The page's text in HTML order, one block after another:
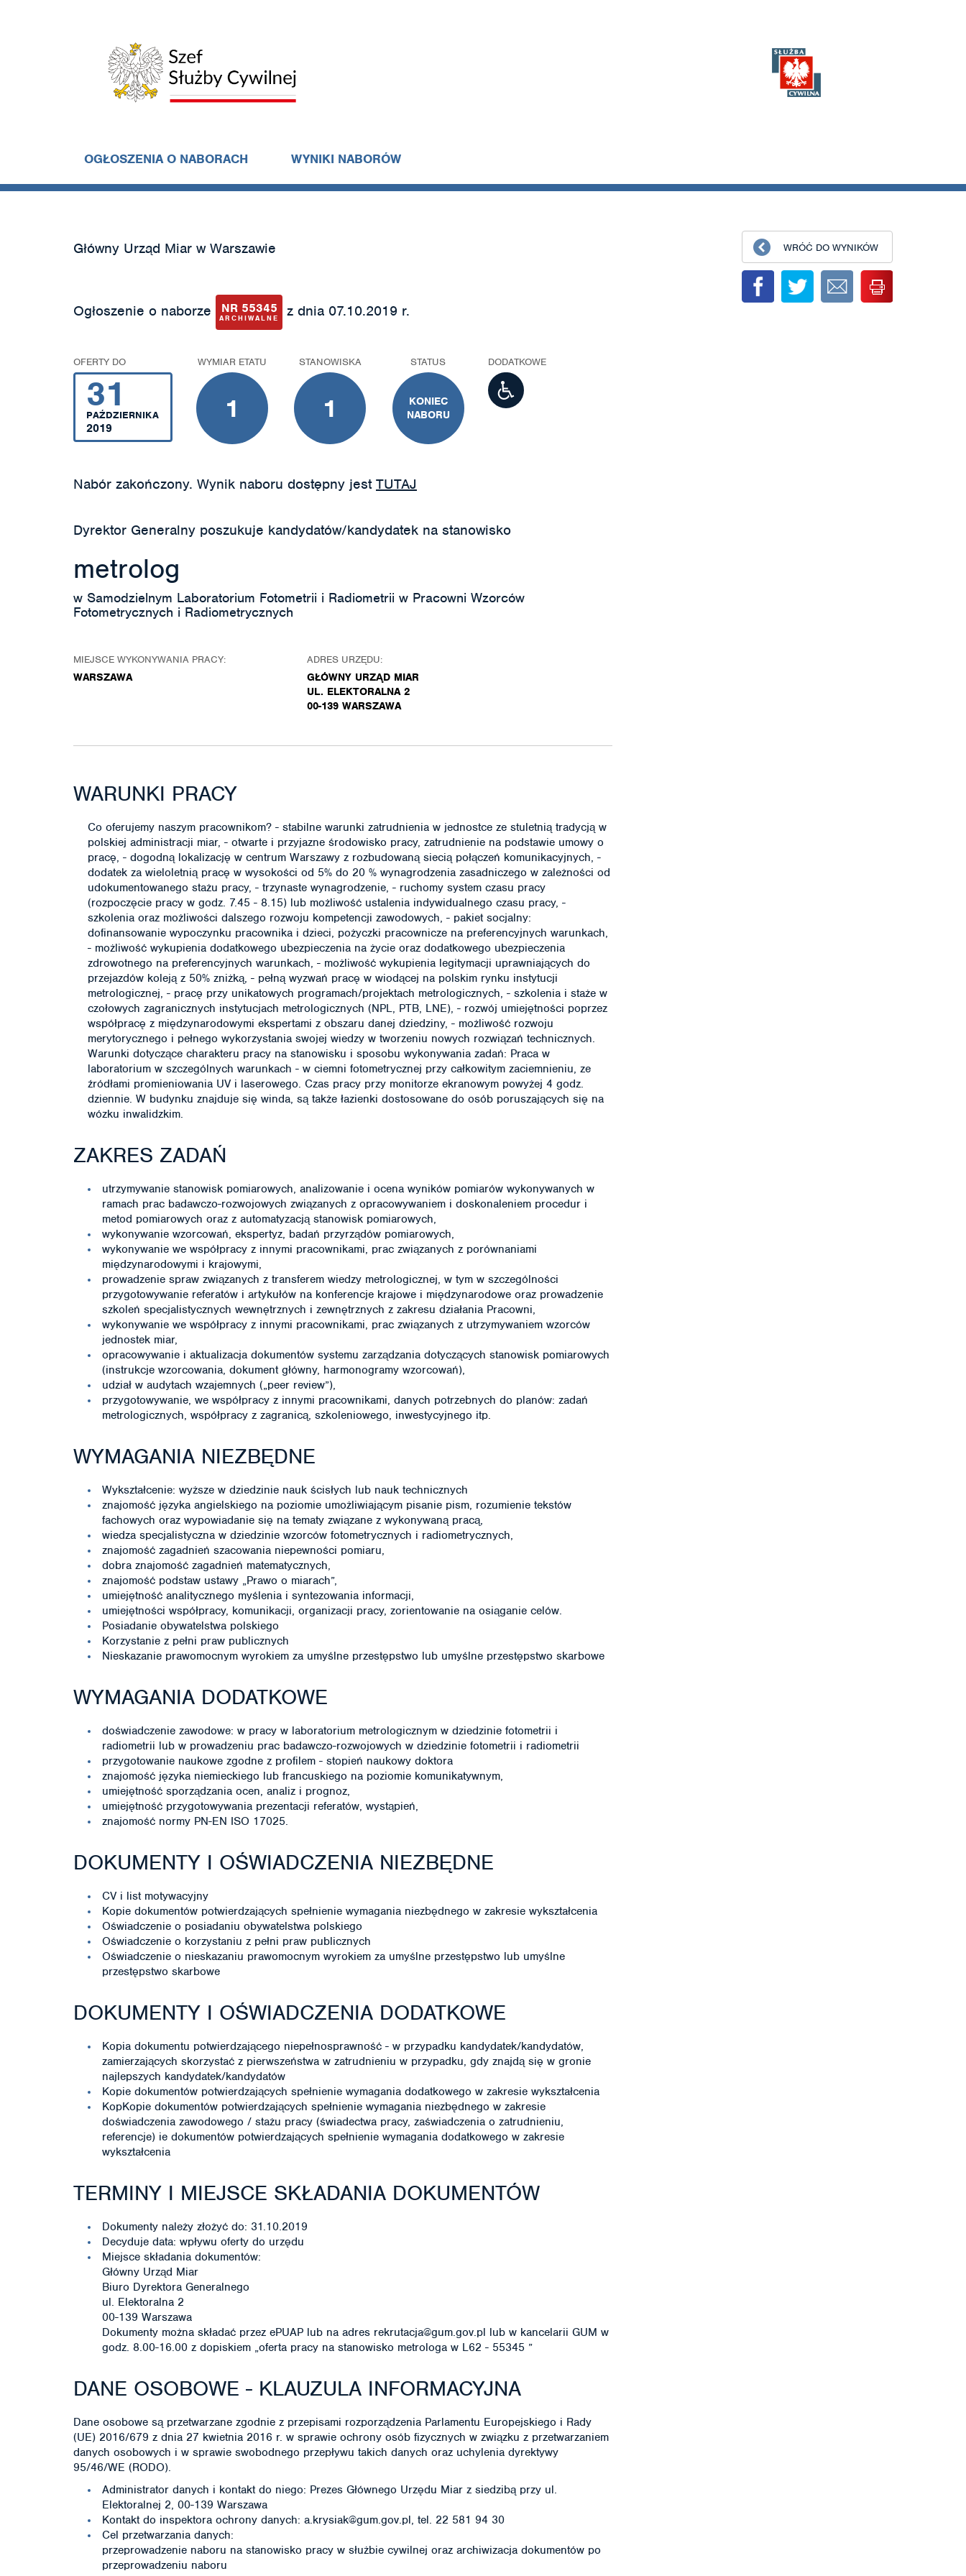
OGŁOSZENIA O NABORACH WYNIKI NABORÓW
Główny Urząd Miar w Warszawie
Ogłoszenie o naborze NR 55345
ARCHIWALNE z dnia 07.10.2019 r.
OFERTY DO
31
PAŹDZIERNIKA
2019
WYMIAR ETATU
1
STANOWISKA
1
STATUS
KONIEC
NABORU
DODATKOWE
Nabór zakończony. Wynik naboru dostępny jest TUTAJ
Dyrektor Generalny poszukuje kandydatów/kandydatek na stanowisko
metrolog
w Samodzielnym Laboratorium Fotometrii i Radiometrii w Pracowni Wzorców
Fotometrycznych i Radiometrycznych
MIEJSCE WYKONYWANIA PRACY:
WARSZAWA
ADRES URZĘDU:
GŁÓWNY URZĄD MIAR
UL. ELEKTORALNA 2
00-139 WARSZAWA
WARUNKI PRACY
Co oferujemy naszym pracownikom? - stabilne warunki zatrudnienia w jednostce ze stuletnią tradycją w
polskiej administracji miar, - otwarte i przyjazne środowisko pracy, zatrudnienie na podstawie umowy o
pracę, - dogodną lokalizację w centrum Warszawy z rozbudowaną siecią połączeń komunikacyjnych, -
dodatek za wieloletnią pracę w wysokości od 5% do 20 % wynagrodzenia zasadniczego w zależności od
udokumentowanego stażu pracy, - trzynaste wynagrodzenie, - ruchomy system czasu pracy
(rozpoczęcie pracy w godz. 7.45 - 8.15) lub możliwość ustalenia indywidualnego czasu pracy, -
szkolenia oraz możliwości dalszego rozwoju kompetencji zawodowych, - pakiet socjalny:
dofinansowanie wypoczynku pracownika i dzieci, pożyczki pracownicze na preferencyjnych warunkach,
- możliwość wykupienia dodatkowego ubezpieczenia na życie oraz dodatkowego ubezpieczenia
zdrowotnego na preferencyjnych warunkach, - możliwość wykupienia legitymacji uprawniających do
przejazdów koleją z 50% zniżką, - pełną wyzwań pracę w wiodącej na polskim rynku instytucji
metrologicznej, - pracę przy unikatowych programach/projektach metrologicznych, - szkolenia i staże w
czołowych zagranicznych instytucjach metrologicznych (NPL, PTB, LNE), - rozwój umiejętności poprzez
współpracę z międzynarodowymi ekspertami z obszaru danej dziedziny, - możliwość rozwoju
merytorycznego i pełnego wykorzystania swojej wiedzy w tworzeniu nowych rozwiązań technicznych.
Warunki dotyczące charakteru pracy na stanowisku i sposobu wykonywania zadań: Praca w
laboratorium w szczególnych warunkach - w ciemni fotometrycznej przy całkowitym zaciemnieniu, ze
źródłami promieniowania UV i laserowego. Czas pracy przy monitorze ekranowym powyżej 4 godz.
dziennie. W budynku znajduje się winda, są także łazienki dostosowane do osób poruszających się na
wózku inwalidzkim.
ZAKRES ZADAŃ
utrzymywanie stanowisk pomiarowych, analizowanie i ocena wyników pomiarów wykonywanych w
ramach prac badawczo-rozwojowych związanych z opracowywaniem i doskonaleniem procedur i
metod pomiarowych oraz z automatyzacją stanowisk pomiarowych,
wykonywanie wzorcowań, ekspertyz, badań przyrządów pomiarowych,
wykonywanie we współpracy z innymi pracownikami, prac związanych z porównaniami
międzynarodowymi i krajowymi,
prowadzenie spraw związanych z transferem wiedzy metrologicznej, w tym w szczególności
przygotowywanie referatów i artykułów na konferencje krajowe i międzynarodowe oraz prowadzenie
szkoleń specjalistycznych wewnętrznych i zewnętrznych z zakresu działania Pracowni,
wykonywanie we współpracy z innymi pracownikami, prac związanych z utrzymywaniem wzorców
jednostek miar,
opracowywanie i aktualizacja dokumentów systemu zarządzania dotyczących stanowisk pomiarowych
(instrukcje wzorcowania, dokument główny, harmonogramy wzorcowań),
udział w audytach wzajemnych („peer review”),
przygotowywanie, we współpracy z innymi pracownikami, danych potrzebnych do planów: zadań
metrologicznych, współpracy z zagranicą, szkoleniowego, inwestycyjnego itp.
WYMAGANIA NIEZBĘDNE
Wykształcenie: wyższe w dziedzinie nauk ścisłych lub nauk technicznych
znajomość języka angielskiego na poziomie umożliwiającym pisanie pism, rozumienie tekstów
fachowych oraz wypowiadanie się na tematy związane z wykonywaną pracą,
wiedza specjalistyczna w dziedzinie wzorców fotometrycznych i radiometrycznych,
znajomość zagadnień szacowania niepewności pomiaru,
dobra znajomość zagadnień matematycznych,
znajomość podstaw ustawy „Prawo o miarach”,
umiejętność analitycznego myślenia i syntezowania informacji,
umiejętności współpracy, komunikacji, organizacji pracy, zorientowanie na osiąganie celów.
Posiadanie obywatelstwa polskiego
Korzystanie z pełni praw publicznych
Nieskazanie prawomocnym wyrokiem za umyślne przestępstwo lub umyślne przestępstwo skarbowe
WYMAGANIA DODATKOWE
doświadczenie zawodowe: w pracy w laboratorium metrologicznym w dziedzinie fotometrii i
radiometrii lub w prowadzeniu prac badawczo-rozwojowych w dziedzinie fotometrii i radiometrii
przygotowanie naukowe zgodne z profilem - stopień naukowy doktora
znajomość języka niemieckiego lub francuskiego na poziomie komunikatywnym,
umiejętność sporządzania ocen, analiz i prognoz,
umiejętność przygotowywania prezentacji referatów, wystąpień,
znajomość normy PN-EN ISO 17025.
DOKUMENTY I OŚWIADCZENIA NIEZBĘDNE
CV i list motywacyjny
Kopie dokumentów potwierdzających spełnienie wymagania niezbędnego w zakresie wykształcenia
Oświadczenie o posiadaniu obywatelstwa polskiego
Oświadczenie o korzystaniu z pełni praw publicznych
Oświadczenie o nieskazaniu prawomocnym wyrokiem za umyślne przestępstwo lub umyślne
przestępstwo skarbowe
DOKUMENTY I OŚWIADCZENIA DODATKOWE
Kopia dokumentu potwierdzającego niepełnosprawność - w przypadku kandydatek/kandydatów,
zamierzających skorzystać z pierwszeństwa w zatrudnieniu w przypadku, gdy znajdą się w gronie
najlepszych kandydatek/kandydatów
Kopie dokumentów potwierdzających spełnienie wymagania dodatkowego w zakresie wykształcenia
KopKopie dokumentów potwierdzających spełnienie wymagania niezbędnego w zakresie
doświadczenia zawodowego / stażu pracy (świadectwa pracy, zaświadczenia o zatrudnieniu,
referencje) ie dokumentów potwierdzających spełnienie wymagania dodatkowego w zakresie
wykształcenia
TERMINY I MIEJSCE SKŁADANIA DOKUMENTÓW
Dokumenty należy złożyć do: 31.10.2019
Decyduje data: wpływu oferty do urzędu
Miejsce składania dokumentów:
Główny Urząd Miar
Biuro Dyrektora Generalnego
ul. Elektoralna 2
00-139 Warszawa
Dokumenty można składać przez ePUAP lub na adres rekrutacja@gum.gov.pl lub w kancelarii GUM w
godz. 8.00-16.00 z dopiskiem „oferta pracy na stanowisko metrologa w L62 - 55345 ”
DANE OSOBOWE - KLAUZULA INFORMACYJNA
Dane osobowe są przetwarzane zgodnie z przepisami rozporządzenia Parlamentu Europejskiego i Rady
(UE) 2016/679 z dnia 27 kwietnia 2016 r. w sprawie ochrony osób fizycznych w związku z przetwarzaniem
danych osobowych i w sprawie swobodnego przepływu takich danych oraz uchylenia dyrektywy
95/46/WE (RODO).
Administrator danych i kontakt do niego: Prezes Głównego Urzędu Miar z siedzibą przy ul.
Elektoralnej 2, 00-139 Warszawa
Kontakt do inspektora ochrony danych: a.krysiak@gum.gov.pl, tel. 22 581 94 30
Cel przetwarzania danych:
przeprowadzenie naboru na stanowisko pracy w służbie cywilnej oraz archiwizacja dokumentów po
przeprowadzeniu naboru
WRÓĆ DO WYNIKÓW